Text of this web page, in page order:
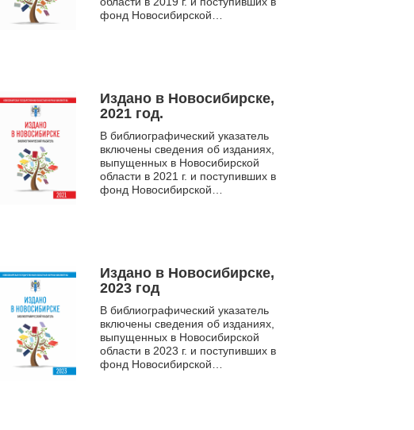
фонд Новосибирской
Издано в Новосибирске,
2021 год.
В библиографический указатель
включены сведения об изданиях,
выпущенных в Новосибирской
области в 2021 г. и поступивших в
фонд Новосибирской
Издано в Новосибирске,
2023 год
В библиографический указатель
включены сведения об изданиях,
выпущенных в Новосибирской
области в 2023 г. и поступивших в
фонд Новосибирской